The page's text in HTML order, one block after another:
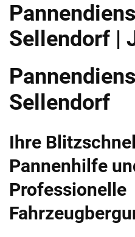
Sellendorf |
Sellendorf
Ihre
Pannenhilfe
Professionelle